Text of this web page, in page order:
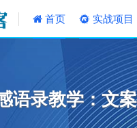
首页 实战项目
语录教学：文